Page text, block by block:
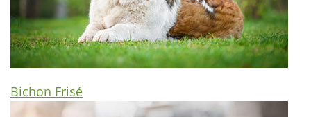
Bichon Frisé